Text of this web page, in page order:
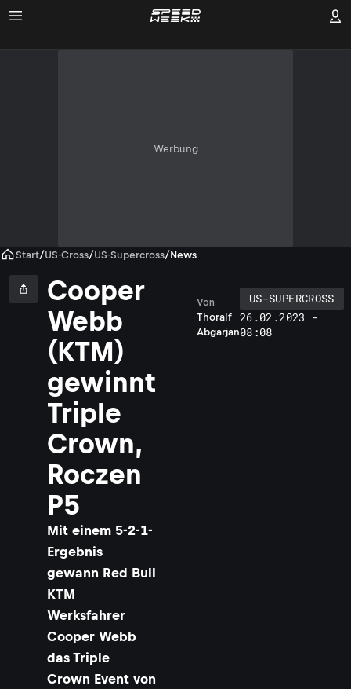
Werbung
Start/US-Cross/US-Supercross/News
Cooper
Webb
(KTM)
gewinnt
Triple
Crown,
Roczen
P5
Mit einem 5-2-1-
Ergebnis
gewann Red Bull
KTM
Werksfahrer
Cooper Webb
das Triple
Crown Event von
Thoralf
Abgarjan
Von
US-SUPERCROSS
26.02.2023 -
08:08